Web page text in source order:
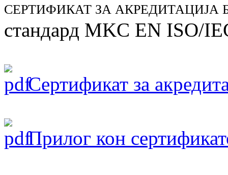
СЕРТИФИКАТ ЗА АКРЕДИТАЦИЈА
стандард MKC EN ISO/
Сертификат за
Прилог кон